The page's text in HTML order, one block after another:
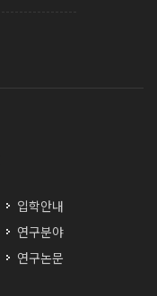
입학안내
연구분야
연구논문